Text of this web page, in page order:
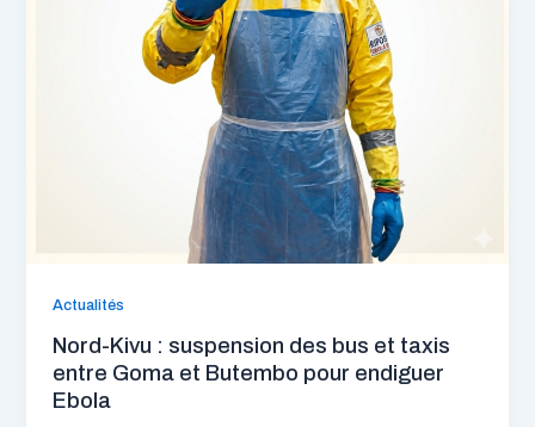
Actualités
Nord-Kivu : suspension des bus et taxis
entre Goma et Butembo pour endiguer
Ebola